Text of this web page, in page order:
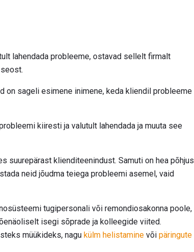
lahendada probleeme, ostavad sellelt firmalt
on sageli esimene inimene, keda kliendil probleeme
kiiresti ja valutult lahendada ja muuta see
suurepärast klienditeenindust. Samuti on hea põhjus
neid jõudma teiega probleemi asemel, vaid
tugipersonali või remondiosakonna poole,
isegi sõprade ja kolleegide viited.
müükideks, nagu külm helistamine või päringute